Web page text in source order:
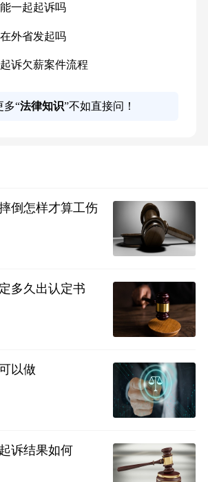
一起起诉吗
外省发起吗
诉欠薪案件流程
多“法律知识”不如直接问！
倒怎样才算工伤
多久出认定书
以做
诉结果如何